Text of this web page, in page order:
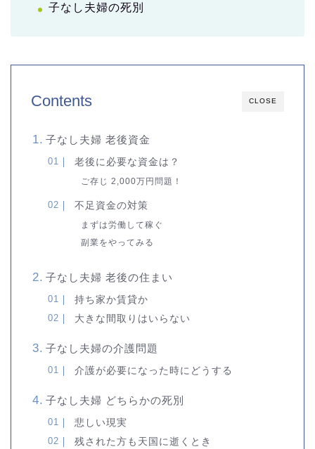
子なし夫婦の死別
CLOSE
Contents
子なし夫婦 老後資金
老後に必要な資金は？
ご存じ 2,000万円問題！
不足資金の対策
まずは労働して稼ぐ
副業をやってみる
子なし夫婦 老後の住まい
持ち家か賃貸か
大きな間取りはいらない
子なし夫婦の介護問題
介護が必要になった時にどうする
子なし夫婦 どちらかの死別
悲しい現実
残された方も天国に逝くとき